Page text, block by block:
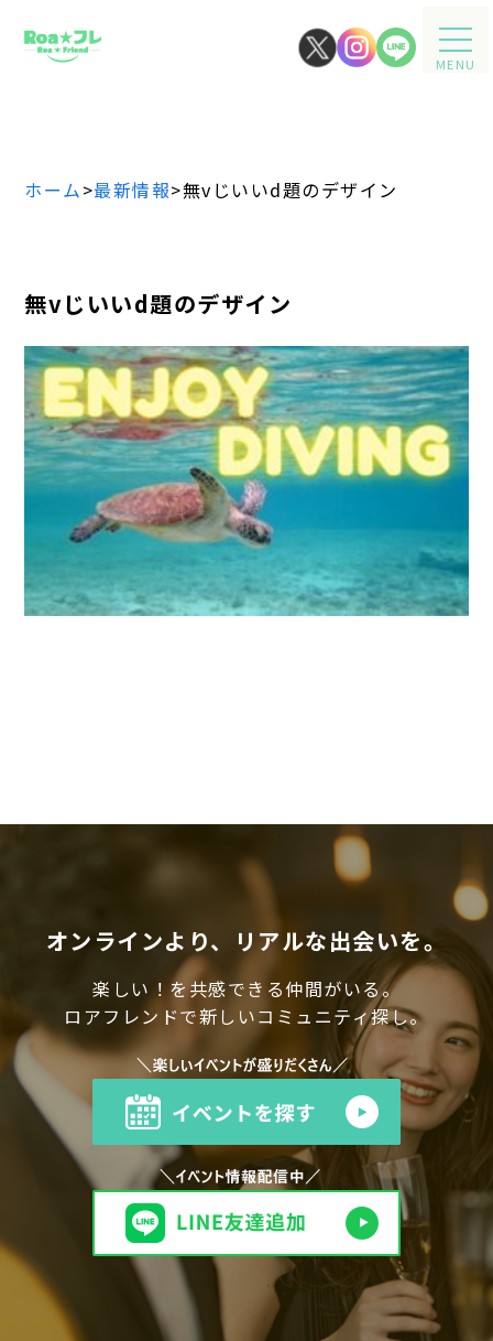
MENU
ホーム>最新情報>無vじいいd題のデザイン
無vじいいd題のデザイン
オンラインより、リアルな出会いを。
楽しい！を共感できる仲間がいる。
ロアフレンドで新しいコミュニティ探し。